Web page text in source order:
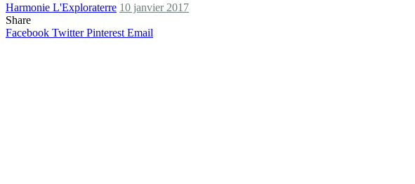
Harmonie L'Exploraterre 10 janvier 2017
Share
Facebook Twitter Pinterest Email